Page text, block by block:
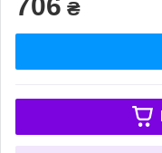
₴